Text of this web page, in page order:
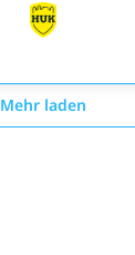
Mehr laden